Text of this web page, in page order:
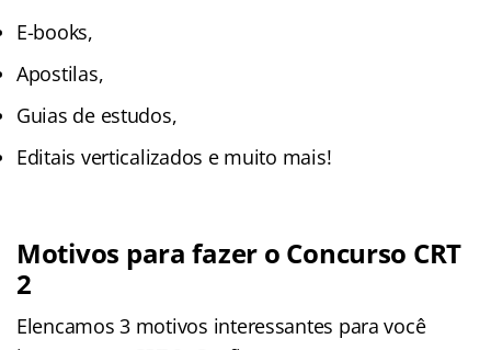
E-books,
Apostilas,
Guias de estudos,
Editais verticalizados e muito mais!
Motivos para fazer o Concurso CRT
2
Elencamos 3 motivos interessantes para você